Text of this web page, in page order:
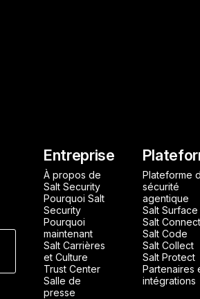
Entreprise
À propos de
Salt Security
Pourquoi Salt
Security
Pourquoi
maintenant
Salt Carrières
et Culture
Trust Center
Salle de
presse
Plateforme
sécurité
agentique
Salt Surface
Salt Connect
Salt Code
Salt Collect
Salt Protect
Partenaires
intégrations